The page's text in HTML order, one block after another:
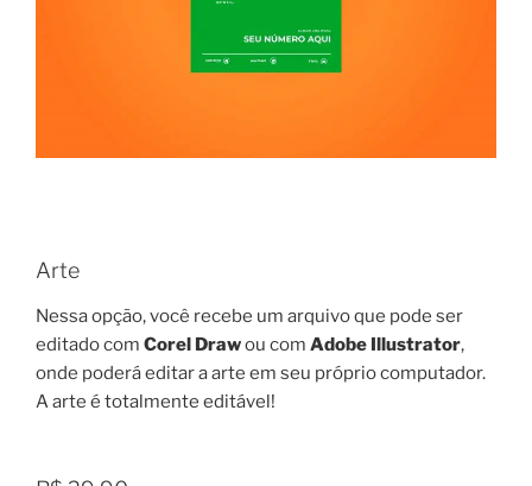
Arte
Nessa opção, você recebe um arquivo que pode ser
editado com Corel Drawou com Adobe Illustrator,
onde poderá editar a arte em seu próprio computador.
A arte é totalmente editável!